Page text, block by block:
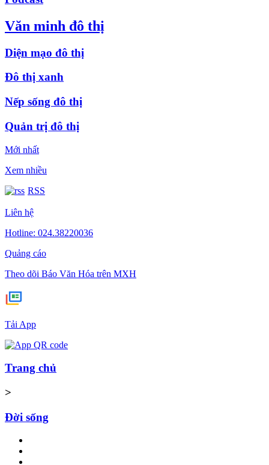
Văn minh đô thị
Diện mạo đô thị
Đô thị xanh
Nếp sống đô thị
Quản trị đô thị
Mới nhất
Xem nhiều
RSS
Liên hệ
Hotline: 024.38220036
Quảng cáo
Theo dõi Báo Văn Hóa trên MXH
Tải App
Trang chủ
>
Đời sống